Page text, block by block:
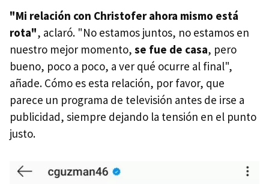
"Mi relación con Christofer ahora mismo está
rota", aclaró. "No estamos juntos, no estamos en
nuestro mejor momento, se fue de casa, pero
bueno, poco a poco, a ver qué ocurre al final",
añade. Cómo es esta relación, por favor, que
parece un programa de televisión antes de irse a
publicidad, siempre dejando la tensión en el punto
justo.